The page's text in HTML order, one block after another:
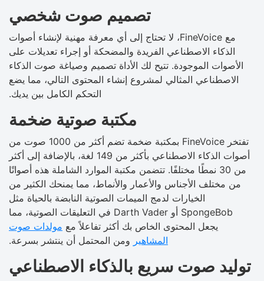
تصميم صوت شخصي
مع FineVoice، لا تحتاج إلى أي معرفة مهنية لإنشاء أصوات
الذكاء الاصطناعي الفريدة والمضحكة أو إجراء تعديلات على
الأصوات الموجودة. تتيح لك الأداة تصميم وصياغة صوت الذكاء
الاصطناعي المثالي لمشروع إنشاء المحتوى التالي، مما يضع
التحكم الكامل بين يديك.
مكتبة صوتية ضخمة
تفتخر FineVoice بمكتبة ضخمة تضم أكثر من 1000 صوت من
أصوات الذكاء الاصطناعي بأكثر من 149 لغة، بالإضافة إلى أكثر
من 30 نمطًا مختلفًا. تتضمن مكتبة الموارد الشاملة هذه أصواتًا
من مختلف الأجناس والأعمار والأنماط، مما يمنحك الكثير من
الخيارات لدمج الميمات الصوتية النابضة بالحياة مثل
SpongeBob أو Darth Vader في التعليقات الصوتية، مما
يجعل المحتوى الخاص بك أكثر تفاعلاً مع مولدات صوت
المشاهير ومن المحتمل أن ينتشر بسرعة.
توليد صوت سريع بالذكاء الاصطناعي